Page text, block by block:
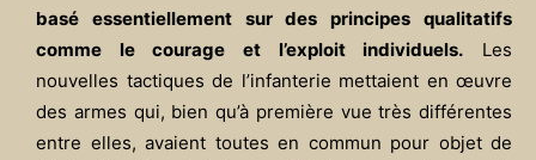
basé essentiellement sur des principes qualitatifs
comme le courage et l’exploit individuels. Les
nouvelles tactiques de l’infanterie mettaient en œuvre
des armes qui, bien qu’à première vue très différentes
entre elles, avaient toutes en commun pour objet de